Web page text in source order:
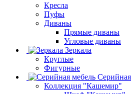
Кресла
Пуфы
Диваны
Прямые диваны
Угловые диваны
Зеркала
Круглые
Фигурные
Коллекция "Кашемир"